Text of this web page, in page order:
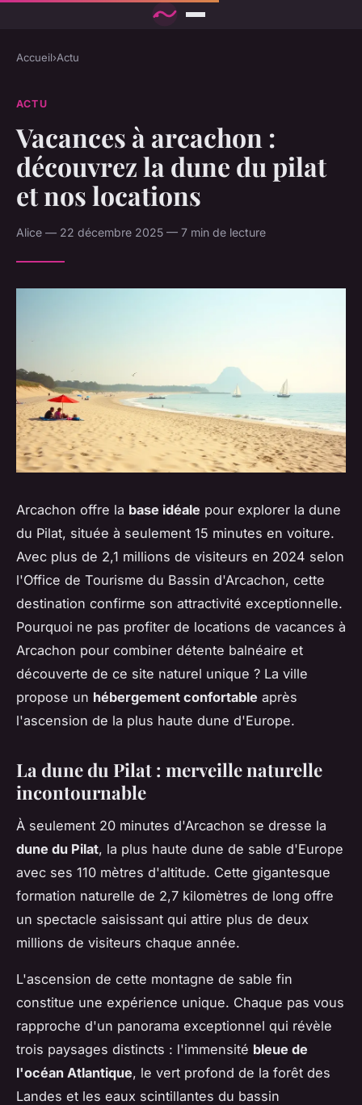
Accueil›Actu
ACTU
Vacances à arcachon :
découvrez la dune du pilat
et nos locations
Alice — 22 décembre 2025 — 7 min de lecture
Arcachon offre la base idéale pour explorer la dune
du Pilat, située à seulement 15 minutes en voiture.
Avec plus de 2,1 millions de visiteurs en 2024 selon
l'Office de Tourisme du Bassin d'Arcachon, cette
destination confirme son attractivité exceptionnelle.
Pourquoi ne pas profiter de locations de vacances à
Arcachon pour combiner détente balnéaire et
découverte de ce site naturel unique ? La ville
propose un hébergement confortable après
l'ascension de la plus haute dune d'Europe.
La dune du Pilat : merveille naturelle
incontournable
À seulement 20 minutes d'Arcachon se dresse la
dune du Pilat, la plus haute dune de sable d'Europe
avec ses 110 mètres d'altitude. Cette gigantesque
formation naturelle de 2,7 kilomètres de long offre
un spectacle saisissant qui attire plus de deux
millions de visiteurs chaque année.
L'ascension de cette montagne de sable fin
constitue une expérience unique. Chaque pas vous
rapproche d'un panorama exceptionnel qui révèle
trois paysages distincts : l'immensité bleue de
l'océan Atlantique, le vert profond de la forêt des
Landes et les eaux scintillantes du bassin